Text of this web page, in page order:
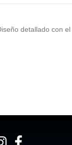
detallado con